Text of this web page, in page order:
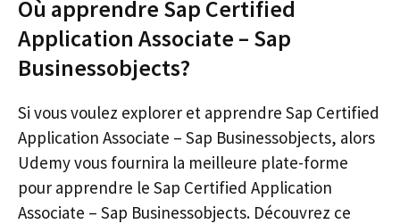
Où apprendre Sap Certified
Application Associate – Sap
Businessobjects?
Si vous voulez explorer et apprendre Sap Certified
Application Associate – Sap Businessobjects, alors
Udemy vous fournira la meilleure plate-forme
pour apprendre le Sap Certified Application
Associate – Sap Businessobjects. Découvrez ce